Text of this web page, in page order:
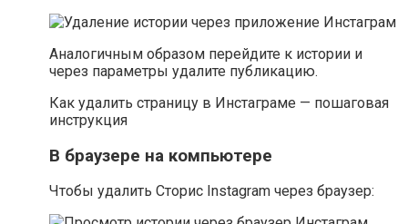
Аналогичным образом перейдите к истории и
через параметры удалите публикацию.
Как удалить страницу в Инстаграме — пошаговая
инструкция
В браузере на компьютере
Чтобы удалить Сторис Instagram через браузер: